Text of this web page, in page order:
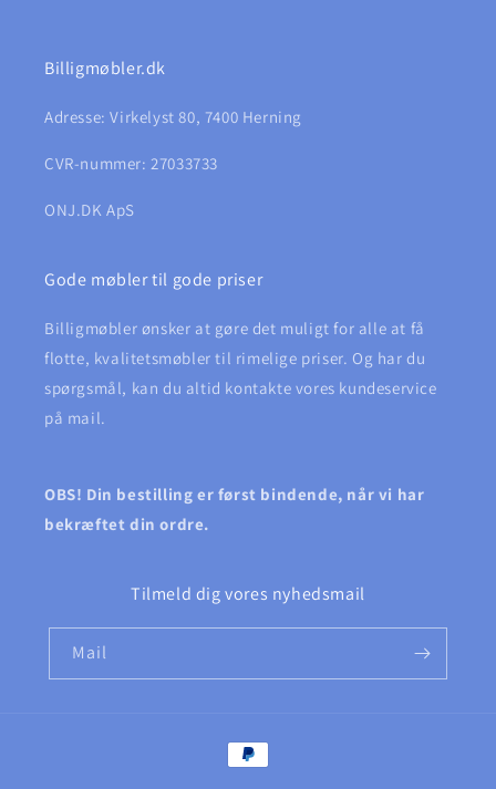
Billigmøbler.dk
Adresse: Virkelyst 80, 7400 Herning
CVR-nummer: 27033733
ONJ.DK ApS
Gode møbler til gode priser
Billigmøbler ønsker at gøre det muligt for alle at få
flotte, kvalitetsmøbler til rimelige priser. Og har du
spørgsmål, kan du altid kontakte vores kundeservice
på mail.
OBS! Din bestilling er først bindende, når vi har
bekræftet din ordre.
Tilmeld dig vores nyhedsmail
Mail
Betalingsmetoder